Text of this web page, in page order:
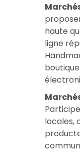
haute
ligne
locales,